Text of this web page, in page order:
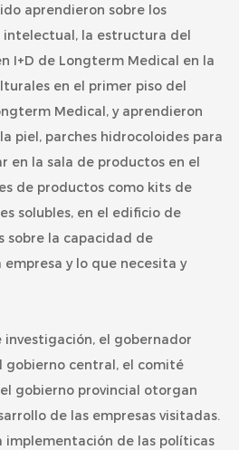
aprendieron sobre los
intelectual, la estructura del
I+D de Longterm Medical en la
en el primer piso del
Medical, y aprendieron
piel, parches hidrocoloides para
en la sala de productos en el
de productos como kits de
solubles, en el edificio de
sobre la capacidad de
y lo que necesita y
el gobernador
gobierno central, el comité
gobierno provincial otorgan
de las empresas visitadas.
implementación de las políticas